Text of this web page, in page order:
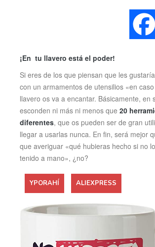
¡En tu llavero está el poder!
Si eres de los que piensan que les
con un armamentos de utensilios «en
llavero os va a encantar. Básicamente, en
esconden ni más ni menos que 20
diferentes, que os pueden ser de gran
llegar a usarlas nunca. En fin, será mejor
que averiguar «qué hubieras hecho si no
tenido a mano», ¿no?
YPORAHÍ ALIEXPRESS